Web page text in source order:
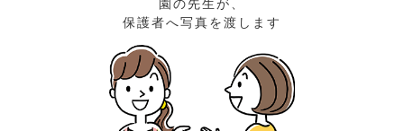
園の先生が、
保護者へ写真を渡します